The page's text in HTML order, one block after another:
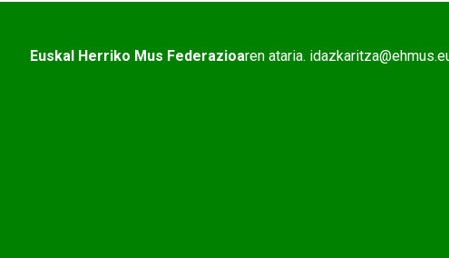
Euskal Herriko Mus Federazioaren ataria.